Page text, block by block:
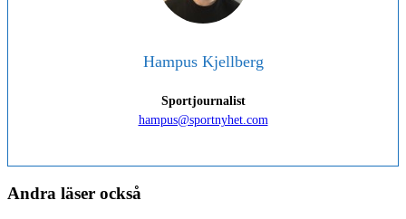
Hampus Kjellberg
Sportjournalist
hampus@sportnyhet.com
Andra läser också